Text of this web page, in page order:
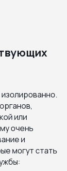
или
очень
и
могут стать